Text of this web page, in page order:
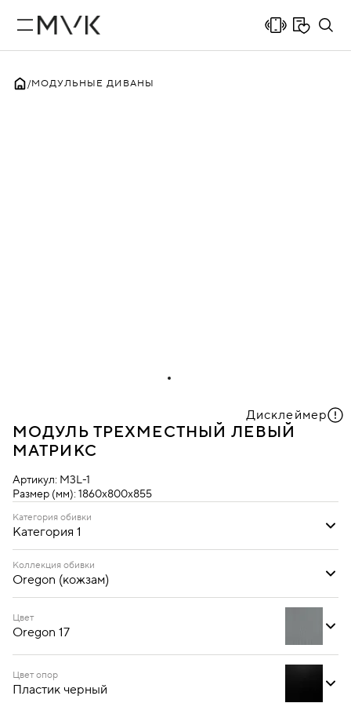
МОДУЛЬНЫЕ ДИВАНЫ
Дисклеймер
МОДУЛЬ ТРЕХМЕСТНЫЙ ЛЕВЫЙ
МАТРИКС
Артикул: M3L-1
Размер (мм): 1860х800х855
Категория обивки
Категория 1
Коллекция обивки
Oregon (кожзам)
Цвет
Oregon 17
Цвет опор
Пластик черный